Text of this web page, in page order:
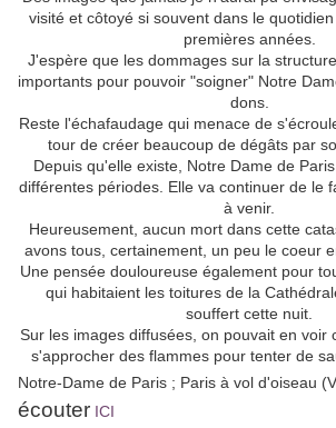
visité et côtoyé si souvent dans le
premières années.
J'espère que les dommages sur la
importants pour pouvoir "soigner" Notre
dons.
Reste l'échafaudage qui menace de
tour de créer beaucoup de dégâts par
Depuis qu'elle existe, Notre Dame de
différentes périodes. Elle va continuer de le
à venir.
Heureusement, aucun mort dans cette
avons tous, certainement, un peu le coeur
Une pensée douloureuse également pour
qui habitaient les toitures de la
souffert cette nuit.
Sur les images diffusées, on pouvait en voir
s'approcher des flammes pour tenter de
Notre-Dame de Paris ; Paris à vol d'oiseau
écouter ICI